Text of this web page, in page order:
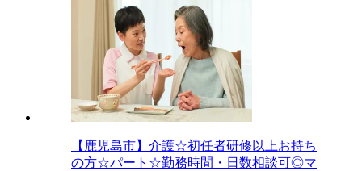
【鹿児島市】介護☆初任者研修以上お持ち
の方☆パート☆勤務時間・日数相談可◎マ